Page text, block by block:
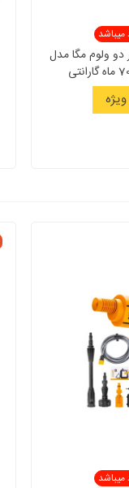
200 آمپر دو ولوم مگا مدل